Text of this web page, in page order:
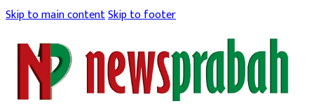
Skip to main contentSkip to footer